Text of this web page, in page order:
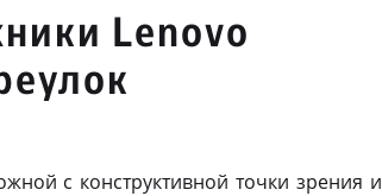
Lenovo
с конструктивной точки зрения и